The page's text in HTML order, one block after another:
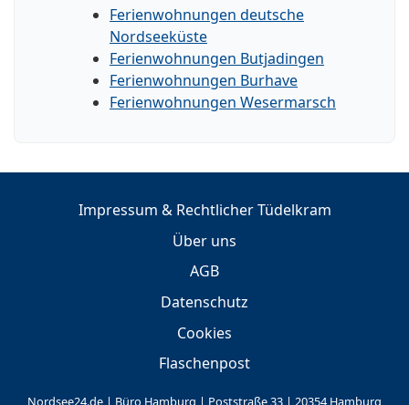
Ferienwohnungen deutsche
Nordseeküste
Ferienwohnungen Butjadingen
Ferienwohnungen Burhave
Ferienwohnungen Wesermarsch
Impressum & Rechtlicher Tüdelkram
Über uns
AGB
Datenschutz
Cookies
Flaschenpost
Nordsee24.de | Büro Hamburg | Poststraße 33 | 20354 Hamburg